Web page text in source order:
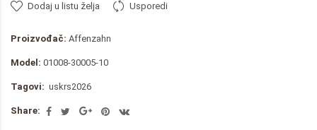
Dodaj u listu želja Usporedi
Proizvođač: Affenzahn
Model: 01008-30005-10
Tagovi: uskrs2026
Share: